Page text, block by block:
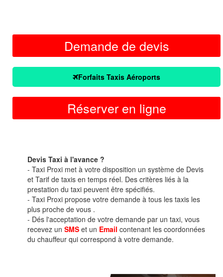
Demande de devis
Forfaits Taxis Aéroports
Réserver en ligne
Devis Taxi à l'avance ?
- Taxi Proxi met à votre disposition un système de Devis
et Tarif de taxis en temps réel. Des critères liés à la
prestation du taxi peuvent être spécifiés.
- Taxi Proxi propose votre demande à tous les taxis les
plus proche de vous .
- Dés l'acceptation de votre demande par un taxi, vous
recevez un SMS et un Email contenant les coordonnées
du chauffeur qui correspond à votre demande.